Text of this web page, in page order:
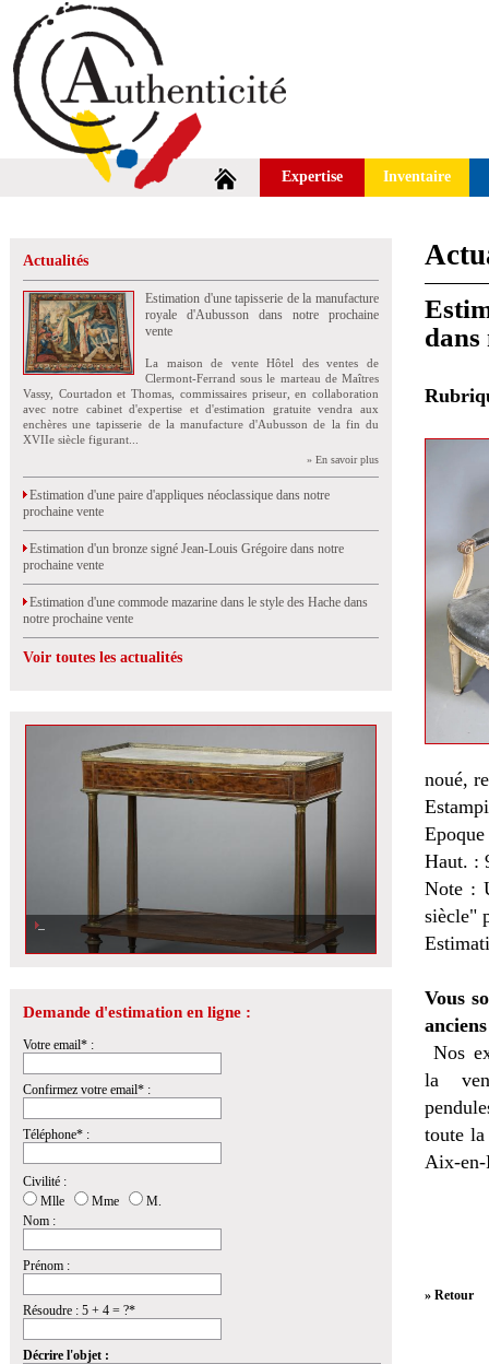
Expertise Inventaire
Actualités
Estimation d'une tapisserie de la manufacture
royale d'Aubusson dans notre prochaine
vente
La maison de vente Hôtel des ventes de
Clermont-Ferrand sous le marteau de Maîtres
Vassy, Courtadon et Thomas, commissaires priseur, en collaboration
avec notre cabinet d'expertise et d'estimation gratuite vendra aux
enchères une tapisserie de la manufacture d'Aubusson de la fin du
XVIIe siècle figurant...
» En savoir plus
Estimation d'une paire d'appliques néoclassique dans notre
prochaine vente
Estimation d'un bronze signé Jean-Louis Grégoire dans notre
prochaine vente
Estimation d'une commode mazarine dans le style des Hache dans
notre prochaine vente
Voir toutes les actualités
Demande d'estimation en ligne :
Votre email* :
Confirmez votre email* :
Téléphone* :
Civilité :
Mlle
Mme
M.
Nom :
Prénom :
Résoudre : 5 + 4 = ?*
Décrire l'objet :
dans
noué,
Haut. :
Note :
siècle"
Vous
Nos
la
toute
Aix-en-
» Retour